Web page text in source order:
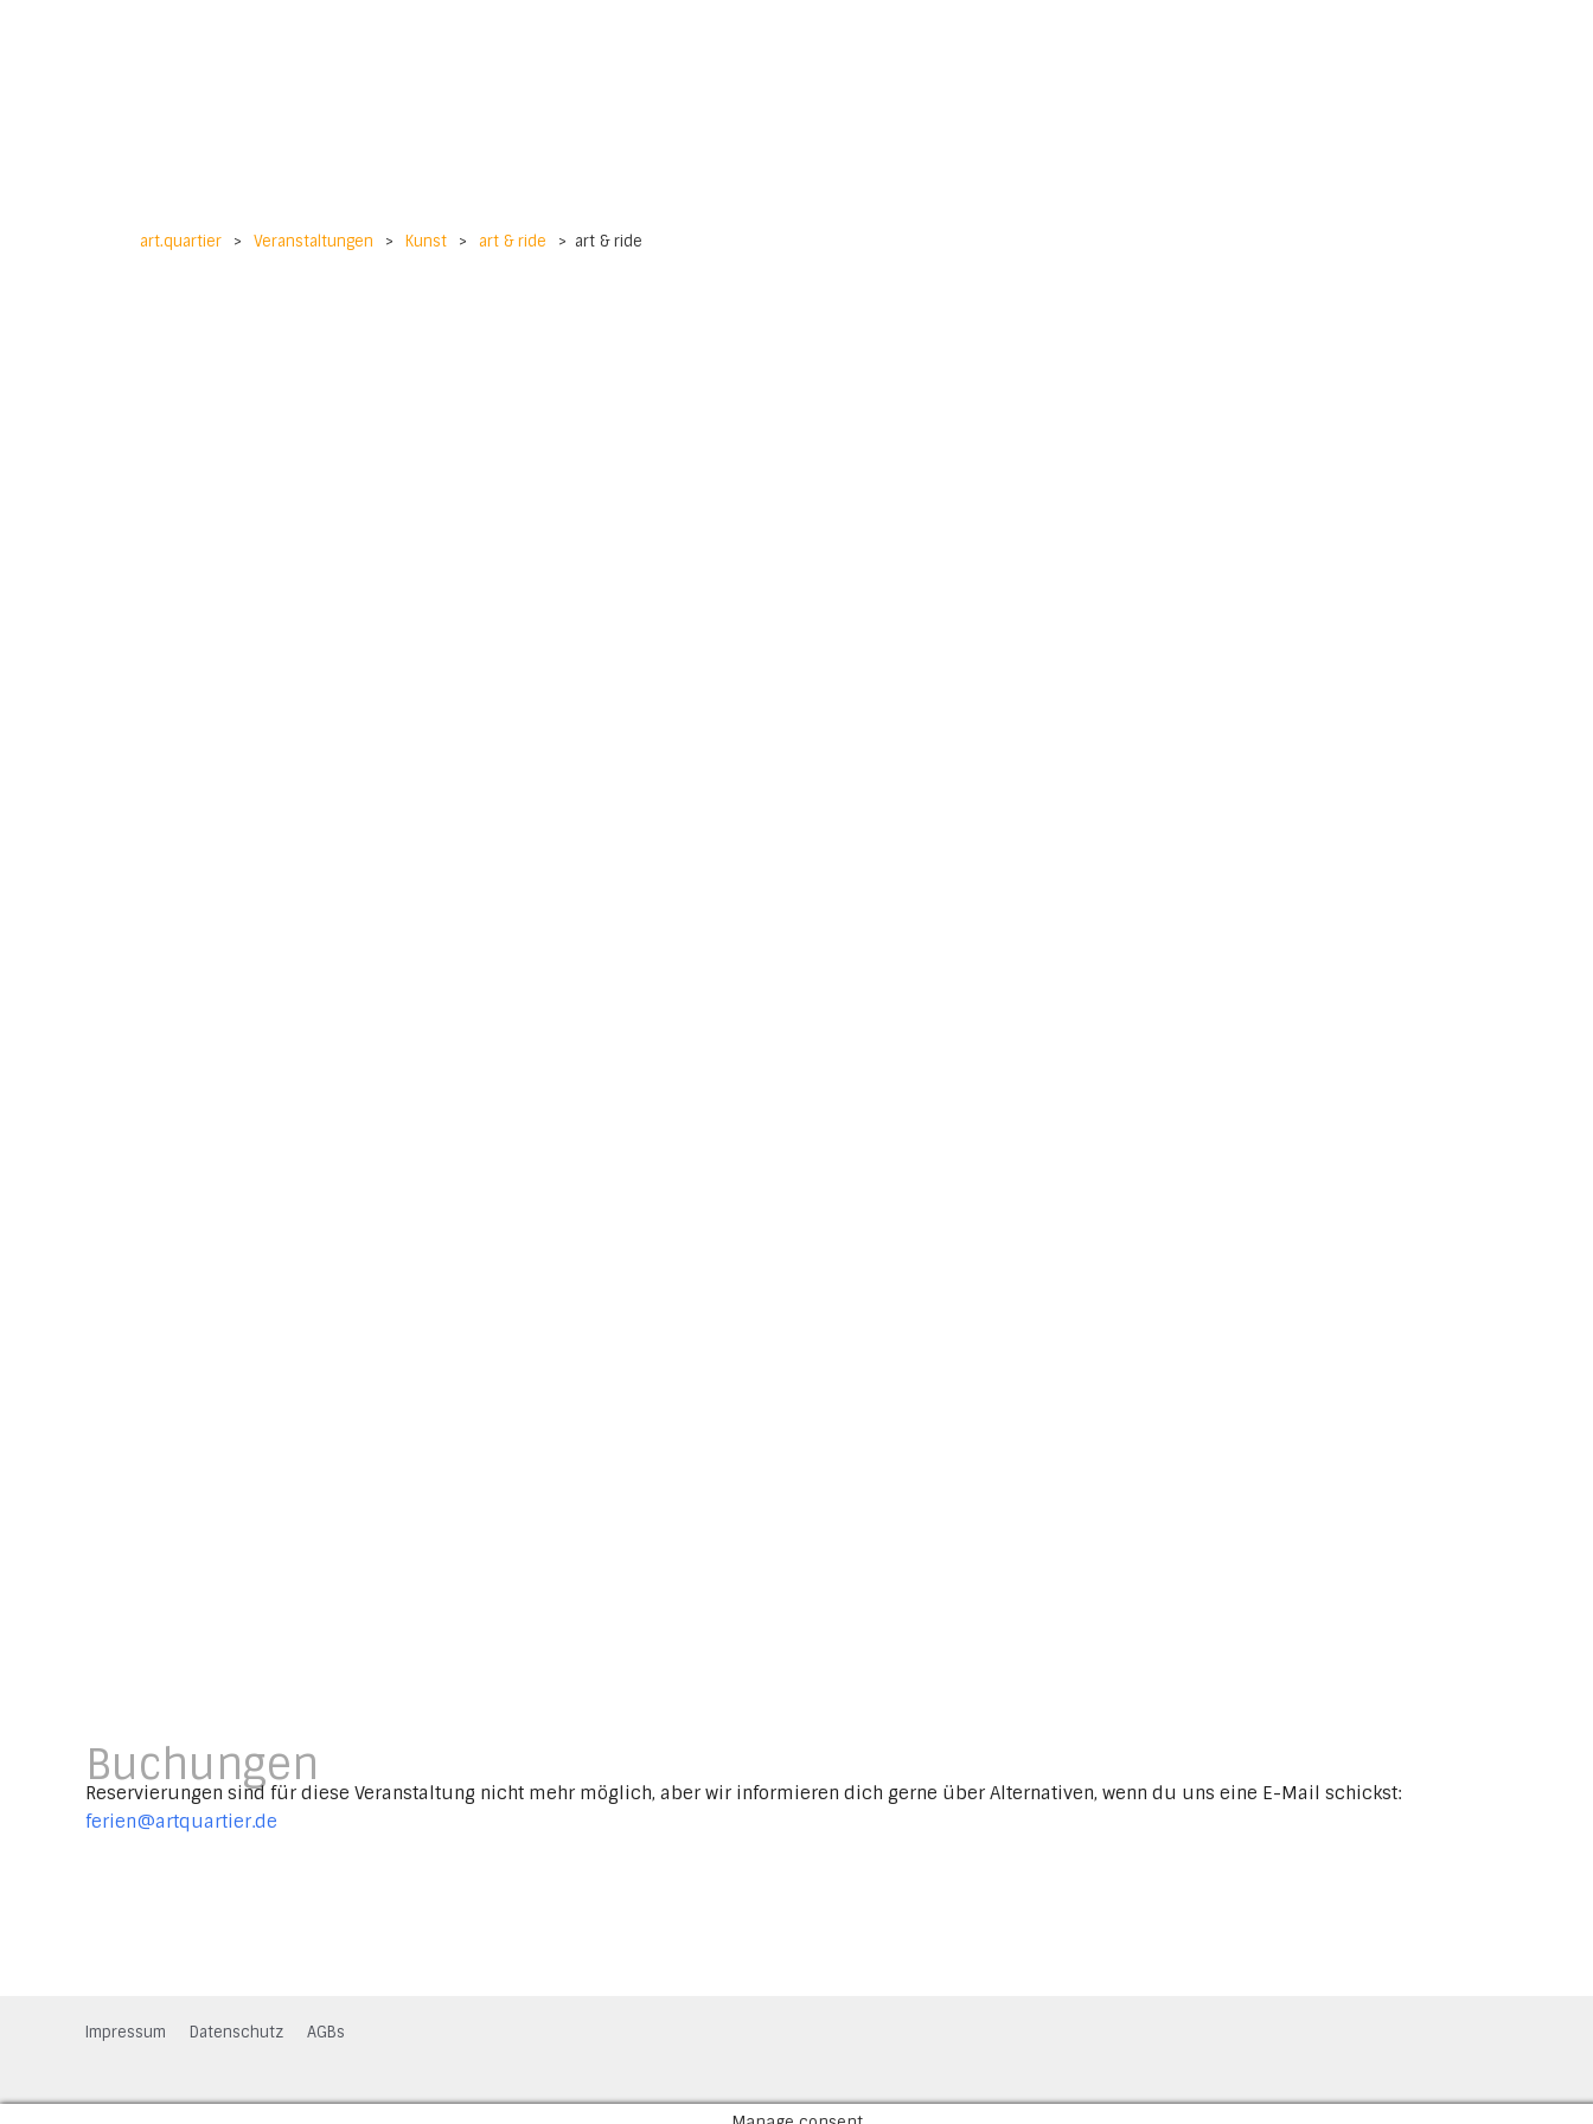
art.quartier > Veranstaltungen > Kunst > art & ride > art & ride
Buchungen
Reservierungen sind für diese Veranstaltung nicht mehr möglich, aber wir informieren dich gerne über Alternativen, wenn du uns eine E-Mail schickst:
ferien@artquartier.de
Impressum Datenschutz AGBs